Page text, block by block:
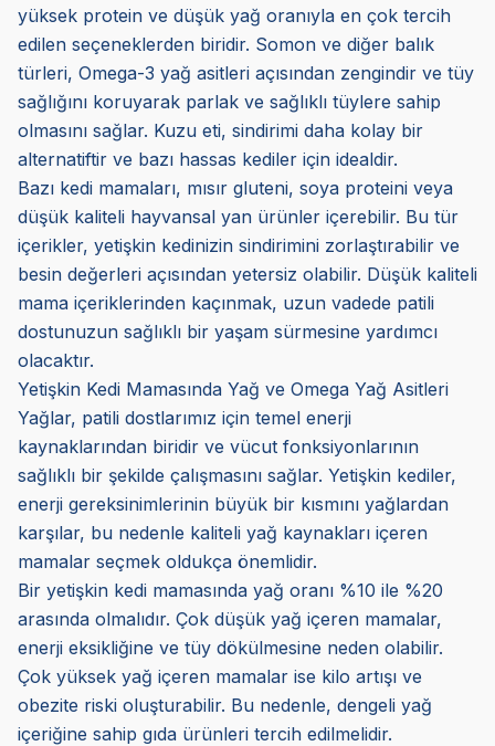
yüksek protein ve düşük yağ oranıyla en çok tercih
edilen seçeneklerden biridir. Somon ve diğer balık
türleri, Omega-3 yağ asitleri açısından zengindir ve tüy
sağlığını koruyarak parlak ve sağlıklı tüylere sahip
olmasını sağlar. Kuzu eti, sindirimi daha kolay bir
alternatiftir ve bazı hassas kediler için idealdir.
Bazı kedi mamaları, mısır gluteni, soya proteini veya
düşük kaliteli hayvansal yan ürünler içerebilir. Bu tür
içerikler, yetişkin kedinizin sindirimini zorlaştırabilir ve
besin değerleri açısından yetersiz olabilir. Düşük kaliteli
mama içeriklerinden kaçınmak, uzun vadede patili
dostunuzun sağlıklı bir yaşam sürmesine yardımcı
olacaktır.
Yetişkin Kedi Mamasında Yağ ve Omega Yağ Asitleri
Yağlar, patili dostlarımız için temel enerji
kaynaklarından biridir ve vücut fonksiyonlarının
sağlıklı bir şekilde çalışmasını sağlar. Yetişkin kediler,
enerji gereksinimlerinin büyük bir kısmını yağlardan
karşılar, bu nedenle kaliteli yağ kaynakları içeren
mamalar seçmek oldukça önemlidir.
Bir yetişkin kedi mamasında yağ oranı %10 ile %20
arasında olmalıdır. Çok düşük yağ içeren mamalar,
enerji eksikliğine ve tüy dökülmesine neden olabilir.
Çok yüksek yağ içeren mamalar ise kilo artışı ve
obezite riski oluşturabilir. Bu nedenle, dengeli yağ
içeriğine sahip gıda ürünleri tercih edilmelidir.